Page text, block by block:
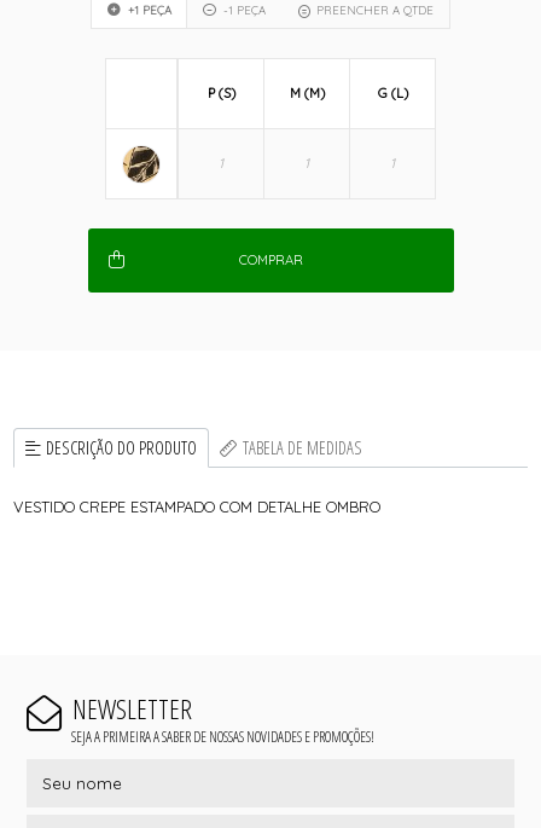
+1 PEÇA -1 PEÇA PREENCHER A QTDE
P (S) M (M) G (L)
COMPRAR
DESCRIÇÃO DO PRODUTO TABELA DE MEDIDAS
VESTIDO CREPE ESTAMPADO COM DETALHE OMBRO
NEWSLETTER
SEJA A PRIMEIRA A SABER DE NOSSAS NOVIDADES E PROMOÇÕES!